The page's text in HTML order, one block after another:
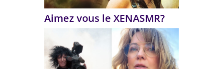
Aimez vous le XENASMR?